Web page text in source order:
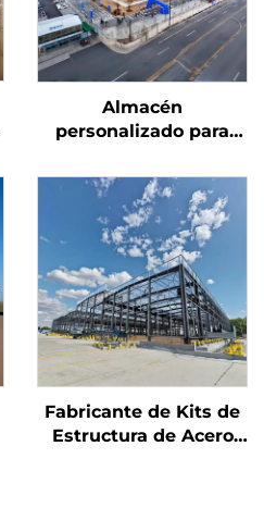
Almacén
personalizado para
prefabricado, almacén
con estructura de
acero prefabricado,
edificio metálico
prefabricado, edificio
de acero prefabricado
Fabricante de Kits de
Estructura de Acero